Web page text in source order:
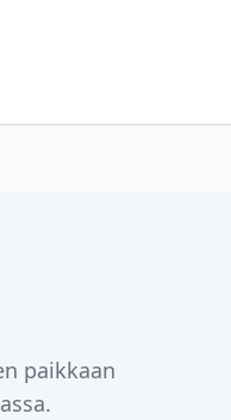
paikkaan
.